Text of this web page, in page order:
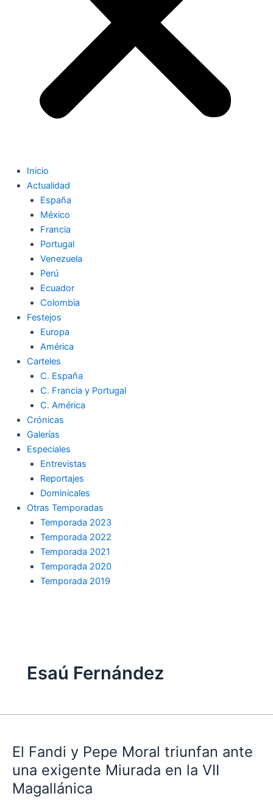
Inicio
Actualidad
España
México
Francia
Portugal
Venezuela
Perú
Ecuador
Colombia
Festejos
Europa
América
Carteles
C. España
C. Francia y Portugal
C. América
Crónicas
Galerías
Especiales
Entrevistas
Reportajes
Dominicales
Otras Temporadas
Temporada 2023
Temporada 2022
Temporada 2021
Temporada 2020
Temporada 2019
Esaú Fernández
El Fandi y Pepe Moral triunfan ante
una exigente Miurada en la VII
Magallánica
y
Pepe
Moral
triunfan